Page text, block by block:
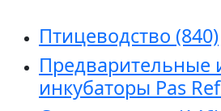
Птицеводство (840)
Предварительные
инкубаторы Pas